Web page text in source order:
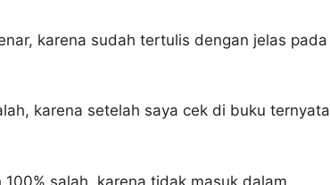
karena sudah tertulis dengan jelas pada
karena setelah saya cek di buku ternyata
salah, karena tidak masuk dalam